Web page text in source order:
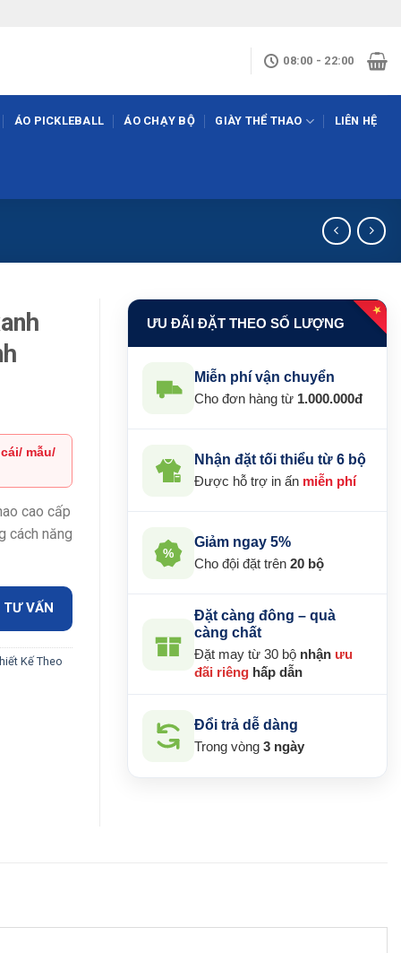
08:00 - 22:00
ÁO PICKLEBALL ÁO CHẠY BỘ GIÀY THỂ THAO LIÊN HỆ
mẫu/
cao cấp
cách năng
VẤN
Kế Theo
ƯU ĐÃI ĐẶT THEO SỐ LƯỢNG
★
Miễn phí vận chuyển
Cho đơn hàng từ 1.000.000đ
Nhận đặt tối thiểu từ 6 bộ
Được hỗ trợ in ấn miễn phí
%
Giảm ngay 5%
Cho đội đặt trên 20 bộ
Đặt càng đông – quà
càng chất
Đặt may từ 30 bộ nhận ưu
đãi riêng hấp dẫn
Đổi trả dễ dàng
Trong vòng 3 ngày